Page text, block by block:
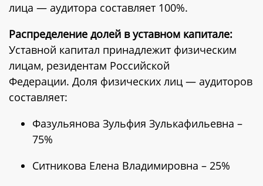
лица — аудитора составляет 100%.
Распределение долей в уставном капитале:
Уставной капитал принадлежит физическим
лицам, резидентам Российской
Федерации. Доля физических лиц — аудиторов
составляет:
Фазульянова Зульфия Зулькафильевна –
75%
Ситникова Елена Владимировна – 25%